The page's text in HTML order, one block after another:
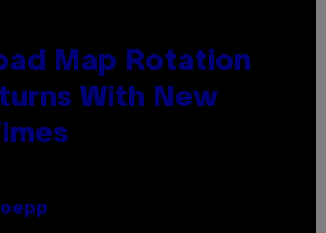
Map Rotation
With New